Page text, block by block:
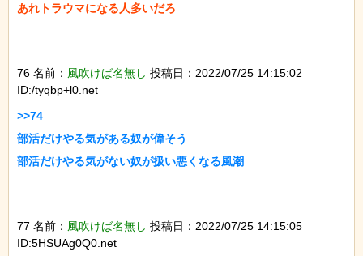
あれトラウマになる人多いだろ
76 名前： 風吹けば名無し 投稿日：2022/07/25 14:15:02
ID:/tyqbp+l0.net
>>74
部活だけやる気がある奴が偉そう
部活だけやる気がない奴が扱い悪くなる風潮
77 名前： 風吹けば名無し 投稿日：2022/07/25 14:15:05
ID:5HSUAg0Q0.net